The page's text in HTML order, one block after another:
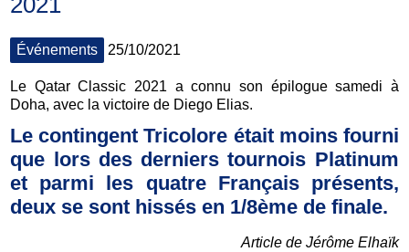
Événements 25/10/2021
Le Qatar Classic 2021 a connu son épilogue samedi à
Doha, avec la victoire de Diego Elias.
Le contingent Tricolore était moins fourni
que lors des derniers tournois Platinum
et parmi les quatre Français présents,
deux se sont hissés en 1/8ème de finale.
Article de Jérôme Elhaïk